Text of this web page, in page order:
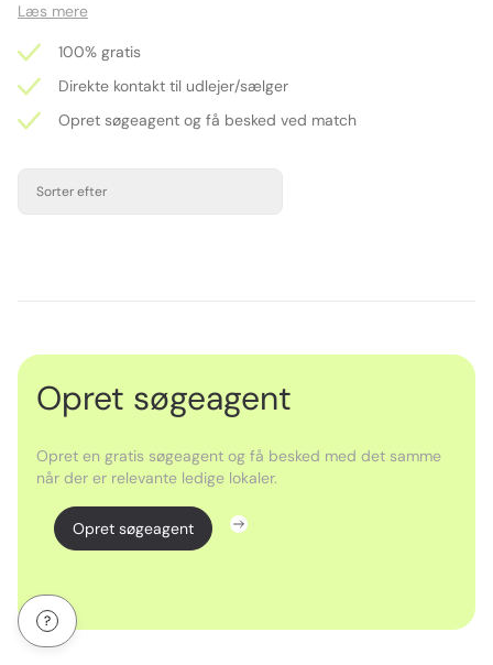
Læs mere
100% gratis
Direkte kontakt til udlejer/sælger
Opret søgeagent og få besked ved match
Sorter efter
Opret søgeagent
Opret en gratis søgeagent og få besked med det samme
når der er relevante ledige lokaler.
Opret søgeagent